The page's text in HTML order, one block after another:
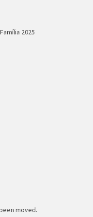
moved.